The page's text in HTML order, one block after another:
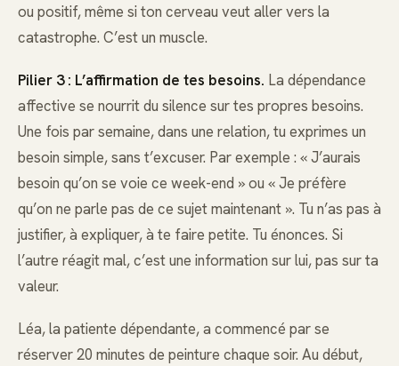
ou positif, même si ton cerveau veut aller vers la
catastrophe. C’est un muscle.
Pilier 3 : L’affirmation de tes besoins. La dépendance
affective se nourrit du silence sur tes propres besoins.
Une fois par semaine, dans une relation, tu exprimes un
besoin simple, sans t’excuser. Par exemple : « J’aurais
besoin qu’on se voie ce week-end » ou « Je préfère
qu’on ne parle pas de ce sujet maintenant ». Tu n’as pas à
justifier, à expliquer, à te faire petite. Tu énonces. Si
l’autre réagit mal, c’est une information sur lui, pas sur ta
valeur.
Léa, la patiente dépendante, a commencé par se
réserver 20 minutes de peinture chaque soir. Au début,